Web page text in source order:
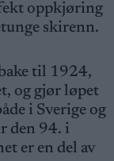
oppkjøring
skirenn.
til 1924,
og gjør løpet
i Sverige og
den 94. i
er en del av